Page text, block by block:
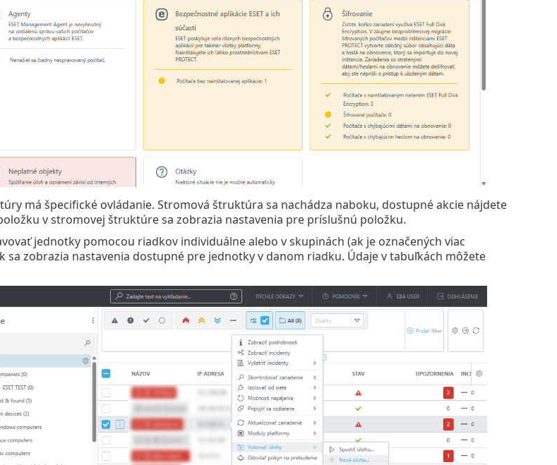
má špecifické ovládanie. Stromová štruktúra sa nachádza naboku, dostupné akcie nájdete
v stromovej štruktúre sa zobrazia nastavenia pre príslušnú položku.
jednotky pomocou riadkov individuálne alebo v skupinách (ak je označených viac
sa zobrazia nastavenia dostupné pre jednotky v danom riadku. Údaje v tabuľkách môžete